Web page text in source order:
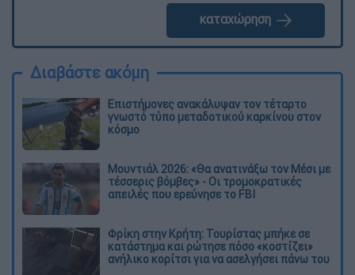
καταχώρηση
Διαβάστε ακόμη
Επιστήμονες ανακάλυψαν τον τέταρτο
γνωστό τύπο μεταδοτικού καρκίνου στον
κόσμο
Μουντιάλ 2026: «Θα ανατινάξω τον Μέσι με
τέσσερις βόμβες» - Οι τρομοκρατικές
απειλές που ερεύνησε το FBI
Φρίκη στην Κρήτη: Τουρίστας μπήκε σε
κατάστημα και ρώτησε πόσο «κοστίζει»
ανήλικο κορίτσι για να ασελγήσει πάνω του